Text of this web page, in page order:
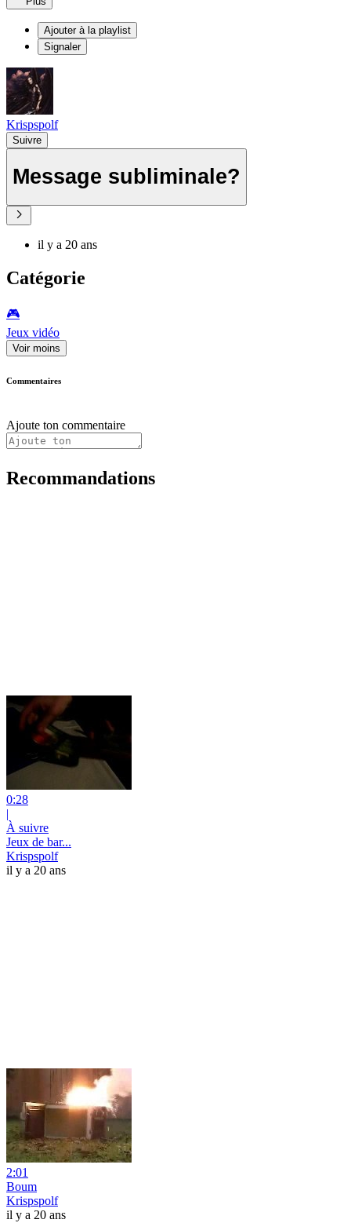
Ajouter à la playlist
Signaler
Krispspolf
Suivre
Message subliminale?
il y a 20 ans
Catégorie
🎮️
Jeux vidéo
Voir moins
Commentaires
Ajoute ton commentaire
Recommandations
0:28
|
À suivre
Jeux de bar...
Krispspolf
il y a 20 ans
2:01
Boum
Krispspolf
il y a 20 ans